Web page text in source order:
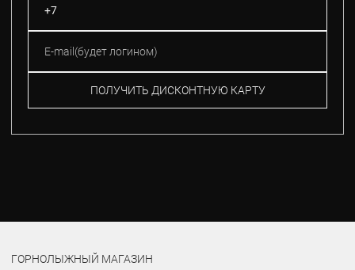
ПОЛУЧИТЬ ДИСКОНТНУЮ КАРТУ
ГОРНОЛЫЖНЫЙ МАГАЗИН